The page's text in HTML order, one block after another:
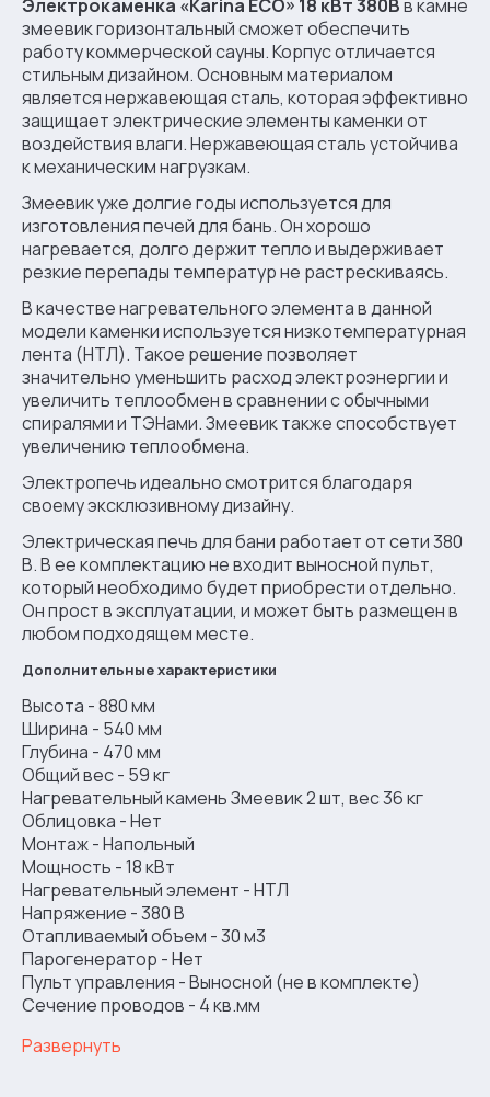
Электрокаменка «Karina ECO» 18 кВт 380Вв камне
змеевик горизонтальный сможет обеспечить
работу коммерческой сауны. Корпус отличается
стильным дизайном. Основным материалом
является нержавеющая сталь, которая эффективно
защищает электрические элементы каменки от
воздействия влаги. Нержавеющая сталь устойчива
к механическим нагрузкам.
Змеевик уже долгие годы используется для
изготовления печей для бань. Он хорошо
нагревается, долго держит тепло и выдерживает
резкие перепады температур не растрескиваясь.
В качестве нагревательного элемента в данной
модели каменки используется низкотемпературная
лента (НТЛ). Такое решение позволяет
значительно уменьшить расход электроэнергии и
увеличить теплообмен в сравнении с обычными
спиралями и ТЭНами. Змеевик также способствует
увеличению теплообмена.
Электропечь идеально смотрится благодаря
своему эксклюзивному дизайну.
Электрическая печь для бани работает от сети 380
В. В ее комплектацию не входит выносной пульт,
который необходимо будет приобрести отдельно.
Он прост в эксплуатации, и может быть размещен в
любом подходящем месте.
Дополнительные характеристики
Высота - 880 мм
Ширина - 540 мм
Глубина - 470 мм
Общий вес - 59 кг
Нагревательный камень Змеевик 2 шт, вес 36 кг
Облицовка - Нет
Монтаж - Напольный
Мощность - 18 кВт
Нагревательный элемент - НТЛ
Напряжение - 380 В
Отапливаемый объем - 30 м3
Парогенератор - Нет
Пульт управления - Выносной (не в комплекте)
Сечение проводов - 4 кв.мм
Развернуть